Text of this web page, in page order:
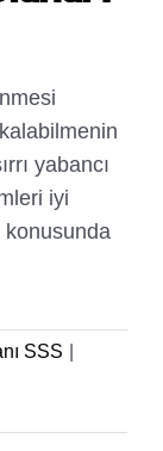
yabancı
iyi
SSS
Olunur?